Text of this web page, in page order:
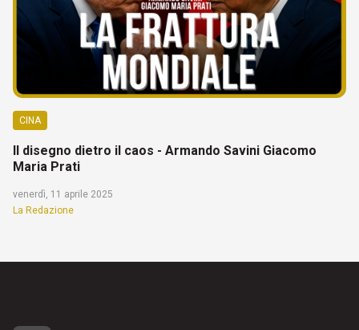
CINA
Il disegno dietro il caos - Armando Savini Giacomo
Maria Prati
venerdì, 11 aprile 2025
La Redazione